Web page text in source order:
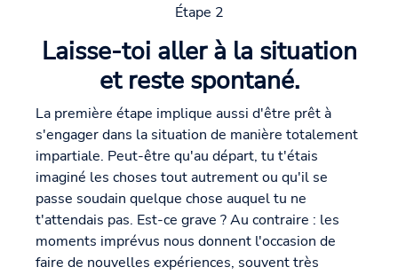
Étape 2
Laisse-toi aller à la situation
et reste spontané.
La première étape implique aussi d'être prêt à
s'engager dans la situation de manière totalement
impartiale. Peut-être qu'au départ, tu t'étais
imaginé les choses tout autrement ou qu'il se
passe soudain quelque chose auquel tu ne
t'attendais pas. Est-ce grave ? Au contraire : les
moments imprévus nous donnent l'occasion de
faire de nouvelles expériences, souvent très